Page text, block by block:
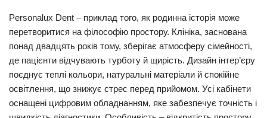
Personalux Dent – приклад того, як родинна історія може
перетворитися на філософію простору. Клініка, заснована
понад двадцять років тому, зберігає атмосферу сімейності,
де пацієнти відчувають турботу й щирість. Дизайн інтер’єру
поєднує теплі кольори, натуральні матеріали й спокійне
освітлення, що знижує стрес перед прийомом. Усі кабінети
оснащені цифровим обладнанням, яке забезпечує точність і